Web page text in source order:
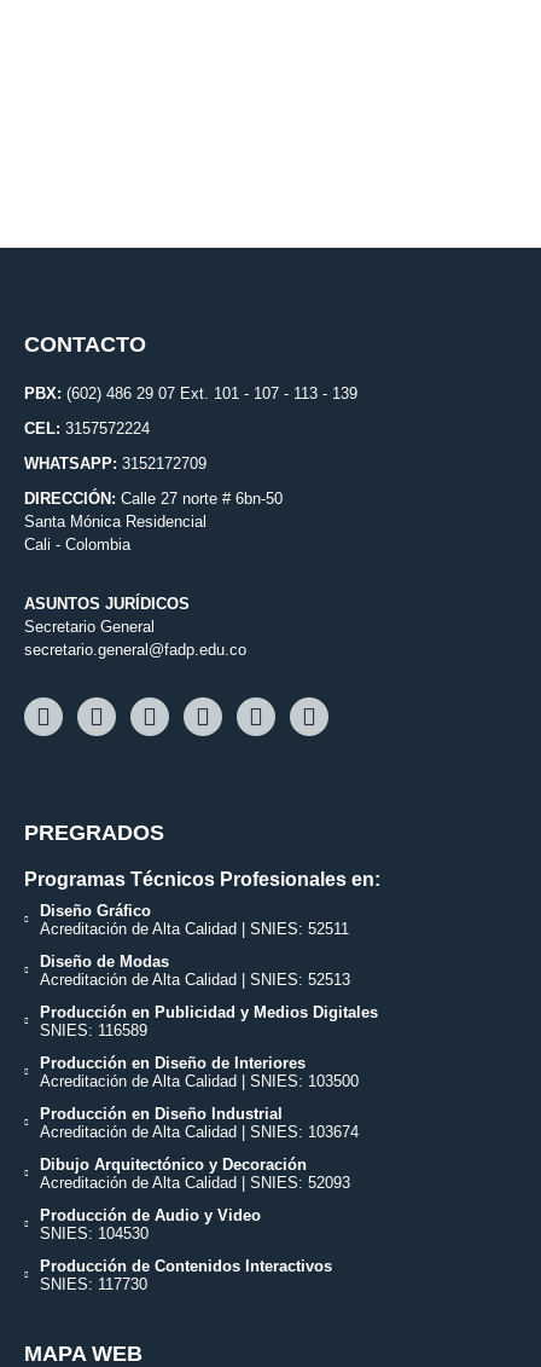
CONTACTO
PBX: (602) 486 29 07 Ext. 101 - 107 - 113 - 139
CEL: 3157572224
WHATSAPP: 3152172709
DIRECCIÓN: Calle 27 norte # 6bn-50
Santa Mónica Residencial
Cali - Colombia
ASUNTOS JURÍDICOS
Secretario General
secretario.general@fadp.edu.co
PREGRADOS
Programas Técnicos Profesionales en:
Diseño Gráfico
Acreditación de Alta Calidad | SNIES: 52511
Diseño de Modas
Acreditación de Alta Calidad | SNIES: 52513
Producción en Publicidad y Medios Digitales
SNIES: 116589
Producción en Diseño de Interiores
Acreditación de Alta Calidad | SNIES: 103500
Producción en Diseño Industrial
Acreditación de Alta Calidad | SNIES: 103674
Dibujo Arquitectónico y Decoración
Acreditación de Alta Calidad | SNIES: 52093
Producción de Audio y Video
SNIES: 104530
Producción de Contenidos Interactivos
SNIES: 117730
MAPA WEB